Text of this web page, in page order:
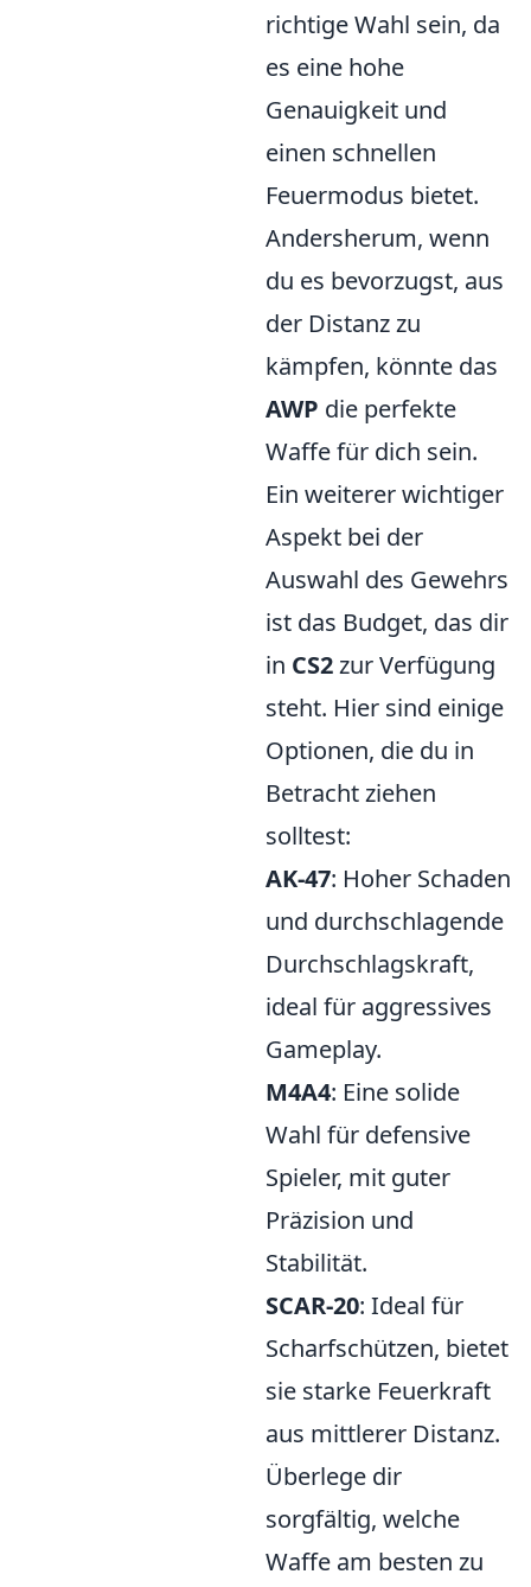
richtige Wahl sein, da
es eine hohe
Genauigkeit und
einen schnellen
Feuermodus bietet.
Andersherum, wenn
du es bevorzugst, aus
der Distanz zu
kämpfen, könnte das
AWP die perfekte
Waffe für dich sein.
Ein weiterer wichtiger
Aspekt bei der
Auswahl des Gewehrs
ist das Budget, das dir
in CS2zur Verfügung
steht. Hier sind einige
Optionen, die du in
Betracht ziehen
solltest:
AK-47: Hoher Schaden
und durchschlagende
Durchschlagskraft,
ideal für aggressives
Gameplay.
M4A4: Eine solide
Wahl für defensive
Spieler, mit guter
Präzision und
Stabilität.
SCAR-20: Ideal für
Scharfschützen, bietet
sie starke Feuerkraft
aus mittlerer Distanz.
Überlege dir
sorgfältig, welche
Waffe am besten zu